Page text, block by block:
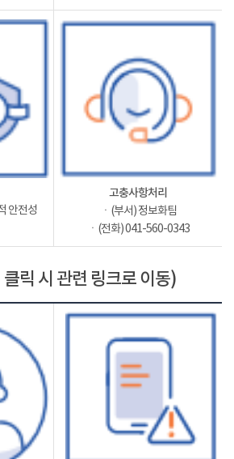
안전성
고충사항처리
ㆍ(부서) 정보화팀
ㆍ(전화) 041-560-0343
릭 시 관련 링크로 이동)